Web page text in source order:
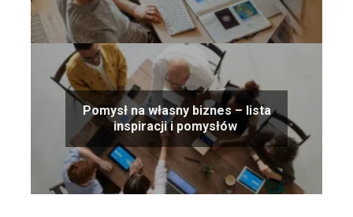
Pomysł na własny biznes – lista
inspiracji i pomysłów